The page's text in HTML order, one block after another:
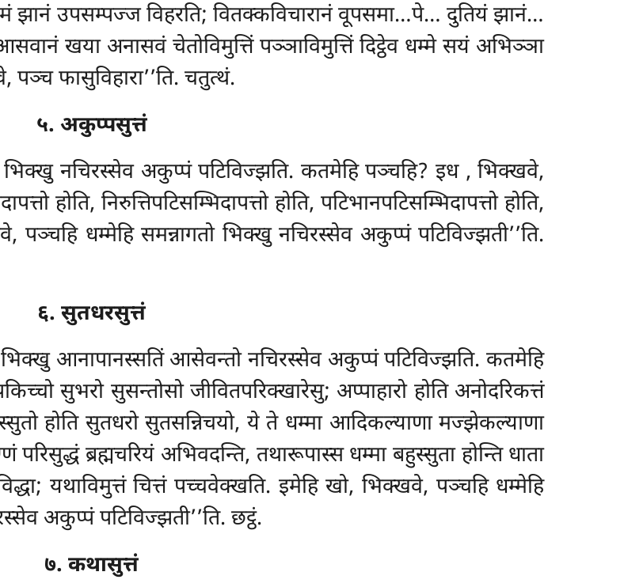
झानं उपसम्पज्ज विहरति; वितक्कविचारानं वूपसमा…पे… दुतियं झानं…
खया अनासवं चेतोविमुत्तिं पञ्ञाविमुत्तिं दिट्ठेव धम्मे सयं अभिञ्ञा
फासुविहारा’’ति. चतुत्थं.
५. अकुप्पसुत्तं
भिक्खु नचिरस्सेव अकुप्पं पटिविज्झति. कतमेहि पञ्चहि? इध , भिक्खवे,
होति, निरुत्तिपटिसम्भिदापत्तो होति, पटिभानपटिसम्भिदापत्तो होति,
पञ्चहि धम्मेहि समन्नागतो भिक्खु नचिरस्सेव अकुप्पं पटिविज्झती’’ति.
६. सुतधरसुत्तं
भिक्खु आनापानस्सतिं आसेवन्तो नचिरस्सेव अकुप्पं पटिविज्झति. कतमेहि
सुभरो सुसन्तोसो जीवितपरिक्खारेसु; अप्पाहारो होति अनोदरिकत्तं
होति सुतधरो सुतसन्निचयो, ये ते धम्मा आदिकल्याणा मज्झेकल्याणा
ब्रह्मचरियं अभिवदन्ति, तथारूपास्स धम्मा बहुस्सुता होन्ति धाता
यथाविमुत्तं चित्तं पच्चवेक्खति. इमेहिखो, भिक्खवे, पञ्चहि धम्मेहि
अकुप्पं पटिविज्झती’’ति. छट्ठं.
७. कथासुत्तं